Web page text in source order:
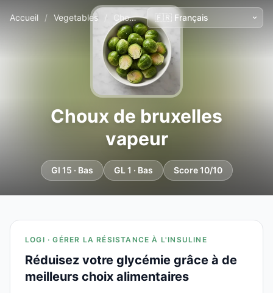
Accueil / Vegetables Choux de bruxelles vapeur
Choux de bruxelles
vapeur
GI 15 · Bas GL 1 · Bas Score 10/10
LOGI · GÉRER LA RÉSISTANCE À L'INSULINE
Réduisez votre glycémie grâce à de
meilleurs choix alimentaires